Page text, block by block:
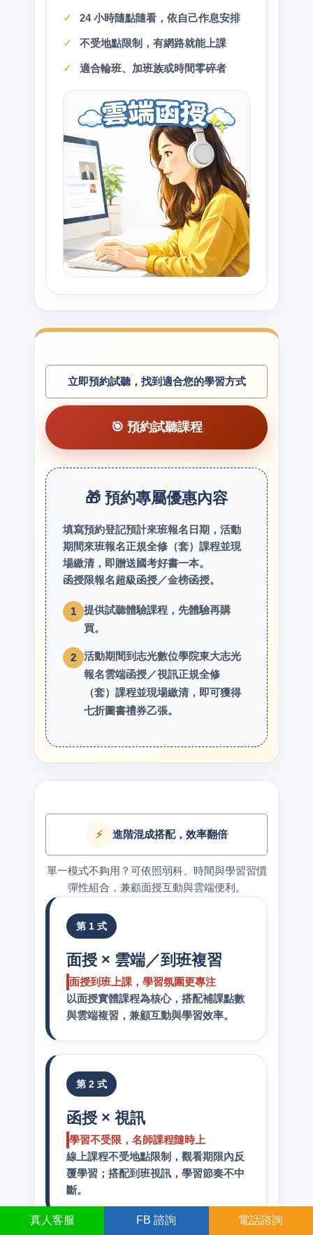
真人 客服 FB 諮詢 電話諮詢
24 小時隨點隨看，依自己作息安排
不受地點限制，有網路就能上課
適合輪班、加班族或時間零碎者
立即預約試聽，找到適合您的學習方式
🎯 預約試聽課程
🎁 預約專屬優惠內容
填寫預約登記預計來班報名日期，活動
期間來班報名正規全修（套）課程並現
場繳清，即贈送國考好書一本。
函授限報名超級函授／金榜函授。
1
提供試聽體驗課程，先體驗再購
買。
2
活動期間到志光數位學院東大志光
報名雲端函授／視訊正規全修
（套）課程並現場繳清，即可獲得
七折圖書禮券乙張。
⚡ 進階混成搭配，效率翻倍
單一模式不夠用？可依照弱科、時間與學習習慣
彈性組合，兼顧面授互動與雲端便利。
第 1 式
面授 × 雲端／到班複習
面授到班上課，學習氛圍更專注
以面授實體課程為核心，搭配補課點數
與雲端複習，兼顧互動與學習效率。
第 2 式
函授 × 視訊
學習不受限，名師課程隨時上
線上課程不受地點限制，觀看期限內反
覆學習；搭配到班視訊，學習節奏不中
斷。